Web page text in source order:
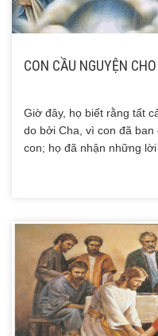
CON CẦU NGUYỆN
Giờ đây, họ biết rằng tất
do bởi Cha, vì con đã
con; họ đã nhận những lời